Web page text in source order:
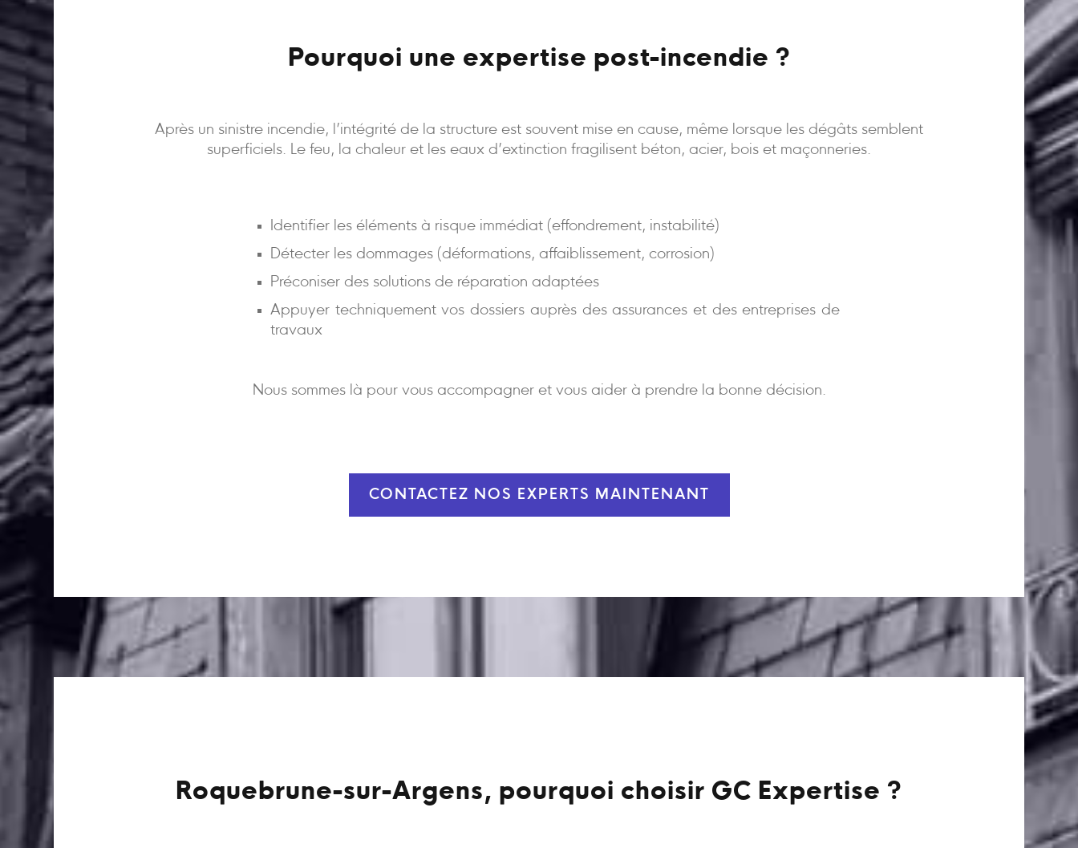
Pourquoi une expertise post-incendie ?
Après un sinistre incendie, l’intégrité de la structure est souvent mise en cause, même lorsque les dégâts semblent
superficiels. Le feu, la chaleur et les eaux d’extinction fragilisent béton, acier, bois et maçonneries.
Identifier les éléments à risque immédiat (effondrement, instabilité)
Détecter les dommages (déformations, affaiblissement, corrosion)
Préconiser des solutions de réparation adaptées
Appuyer techniquement vos dossiers auprès des assurances et des entreprises de
travaux
Nous sommes là pour vous accompagner et vous aider à prendre la bonne décision.
CONTACTEZ NOS EXPERTS MAINTENANT
Roquebrune-sur-Argens, pourquoi choisir GC Expertise ?